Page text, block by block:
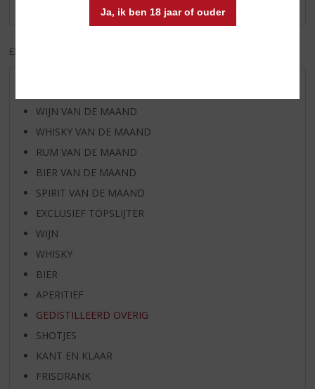
Ja, ik ben 18 jaar of ouder
EXCL. BTW
WIJN VAN DE MAAND
WHISKY VAN DE MAAND
RUM VAN DE MAAND
BIER VAN DE MAAND
SPIRIT VAN DE MAAND
EXCLUSIEF TOPSLIJTER
WIJN
WHISKY
BIER
APERITIEF
GEDISTILLEERD OVERIG
SHOTJES
KANT EN KLAAR
FRISDRANK